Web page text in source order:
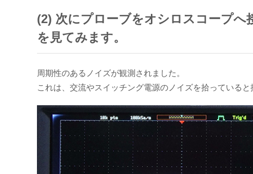
(2) 次にプローブをオシロスコープへ
を見てみます。
周期性のあるノイズが観測されました。
これは、交流やスイッチング電源のノイズを拾っていると